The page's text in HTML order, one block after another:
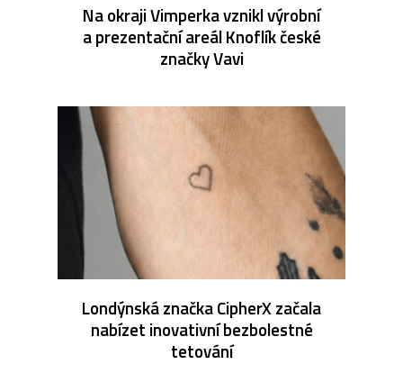
Na okraji Vimperka vznikl výrobní
a prezentační areál Knoflík české
značky Vavi
Londýnská značka CipherX začala
nabízet inovativní bezbolestné
tetování